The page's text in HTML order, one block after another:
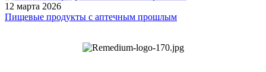
12 марта 2026
Пищевые продукты с аптечным прошлым